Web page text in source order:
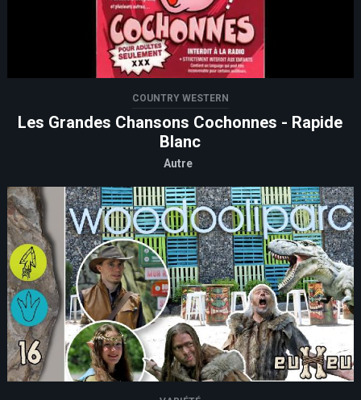
COUNTRY WESTERN
Les Grandes Chansons Cochonnes - Rapide
Blanc
Autre